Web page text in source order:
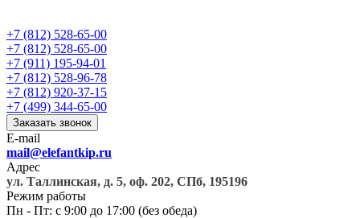
+7 (812) 528-65-00
+7 (812) 528-65-00
+7 (911) 195-94-01
+7 (812) 528-96-78
+7 (812) 920-37-15
+7 (499) 344-65-00
Заказать звонок
E-mail
mail@elefantkip.ru
Адрес
ул. Таллинская, д. 5, оф. 202, СПб, 195196
Режим работы
Пн - Пт: с 9:00 до 17:00 (без обеда)